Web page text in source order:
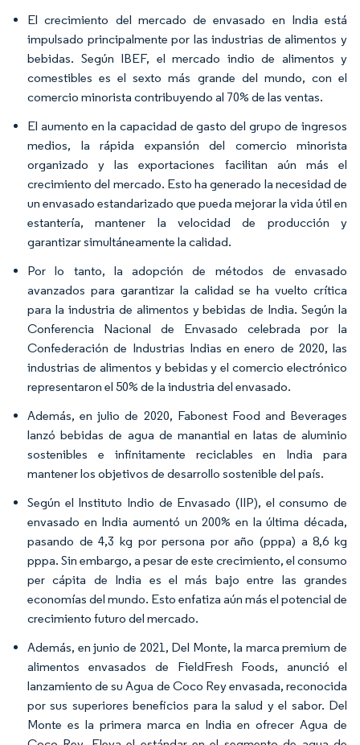
El crecimiento del mercado de envasado en India está
impulsado principalmente por las industrias de alimentos y
bebidas. Según IBEF, el mercado indio de alimentos y
comestibles es el sexto más grande del mundo, con el
comercio minorista contribuyendo al 70% de las ventas.
El aumento en la capacidad de gasto del grupo de ingresos
medios, la rápida expansión del comercio minorista
organizado y las exportaciones facilitan aún más el
crecimiento del mercado. Esto ha generado la necesidad de
un envasado estandarizado que pueda mejorar la vida útil en
estantería, mantener la velocidad de producción y
garantizar simultáneamente la calidad.
Por lo tanto, la adopción de métodos de envasado
avanzados para garantizar la calidad se ha vuelto crítica
para la industria de alimentos y bebidas de India. Según la
Conferencia Nacional de Envasado celebrada por la
Confederación de Industrias Indias en enero de 2020, las
industrias de alimentos y bebidas y el comercio electrónico
representaron el 50% de la industria del envasado.​
Además, en julio de 2020, Fabonest Food and Beverages
lanzó bebidas de agua de manantial en latas de aluminio
sostenibles e infinitamente reciclables en India para
mantener los objetivos de desarrollo sostenible del país.
Según el Instituto Indio de Envasado (IIP), el consumo de
envasado en India aumentó un 200% en la última década,
pasando de 4,3 kg por persona por año (pppa) a 8,6 kg
pppa. Sin embargo, a pesar de este crecimiento, el consumo
per cápita de India es el más bajo entre las grandes
economías del mundo. Esto enfatiza aún más el potencial de
crecimiento futuro del mercado.
Además, en junio de 2021, Del Monte, la marca premium de
alimentos envasados de FieldFresh Foods, anunció el
lanzamiento de su Agua de Coco Rey envasada, reconocida
por sus superiores beneficios para la salud y el sabor. Del
Monte es la primera marca en India en ofrecer Agua de